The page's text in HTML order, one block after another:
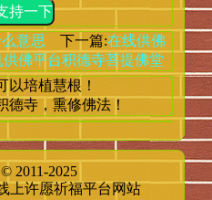
持一下
意思 下一篇:在线供佛
佛平台积德寺菩提佛堂
以培植慧根！
德寺，熏修佛法！
2011-2025
上许愿祈福平台网站